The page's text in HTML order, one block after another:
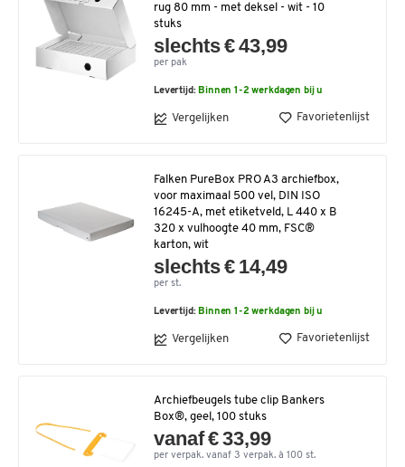
rug 80 mm - met deksel - wit - 10
stuks
slechts € 43,99
per pak
Levertijd: Binnen 1-2 werkdagen bij u
Vergelijken Favorietenlijst
Falken PureBox PRO A3 archiefbox,
voor maximaal 500 vel, DIN ISO
16245-A, met etiketveld, L 440 x B
320 x vulhoogte 40 mm, FSC®
karton, wit
slechts € 14,49
per st.
Levertijd: Binnen 1-2 werkdagen bij u
Vergelijken Favorietenlijst
Archiefbeugels tube clip Bankers
Box®, geel, 100 stuks
vanaf € 33,99
per verpak. vanaf 3 verpak. à 100 st.